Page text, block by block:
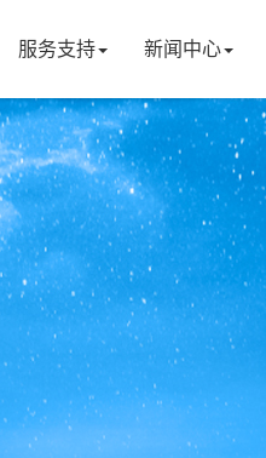
服务支持 新闻中心